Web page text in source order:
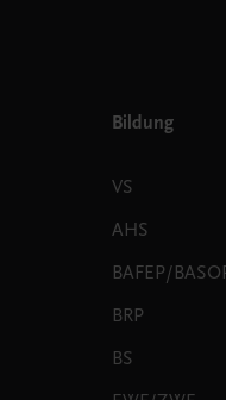
Bildung
VS
AHS
BAFEP/
BRP
BS